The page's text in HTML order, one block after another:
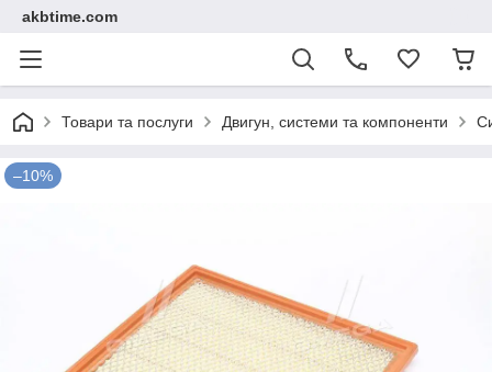
akbtime.com
Товари та послуги Двигун, системи та компоненти
–10%